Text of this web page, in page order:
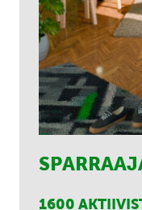
1600